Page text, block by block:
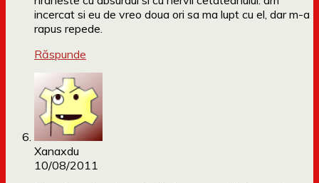
incercat si eu de vreo doua ori sa ma lupt cu el, dar m-a
rapus repede.
Răspunde
Xanaxdu
10/08/2011